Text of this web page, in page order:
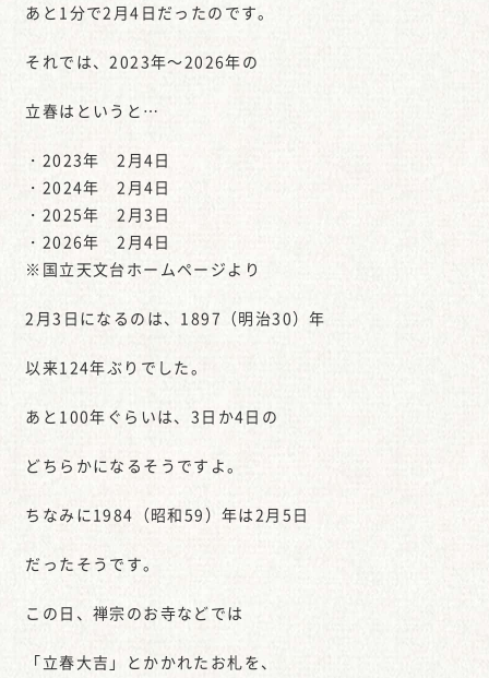
あと1分で2月4日だったのです。
それでは、2023年～2026年の
立春はというと…
・2023年 2月4日
・2024年 2月4日
・2025年 2月3日
・2026年 2月4日
※国立天文台ホームページより
2月3日になるのは、1897（明治30）年
以来124年ぶりでした。
あと100年ぐらいは、3日か4日の
どちらかになるそうですよ。
ちなみに1984（昭和59）年は2月5日
だったそうです。
この日、禅宗のお寺などでは
「立春大吉」とかかれたお札を、